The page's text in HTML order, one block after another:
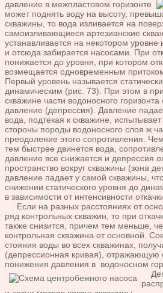
давление в межпластовом горизонте
может поднять воду на высоту,
скважины, то вода изливается на
самоизливающиеся артезианские
устанавливается на некотором
и отсюда забирается насосами. При
понижается до уровня, при котором
возмещается одновременным
Первый уровень называется
динамическим (рис. 73). При этом в
скважине части водоносного
давление (депрессия). Давление
вода, подтекая к скважине,
стороны породы водоносного слоя ж
преодоление этого сопротивления.
тем быстрее двинется вода,
давление все снижается и депрессия
пространство вокруг скважины (зона
давление падает у самой скважины,
снижении статического уровня до
в зависимости от интенсивности
Если на разных расстояниях от
ряд контрольных скважин, то при
также снизится, причем тем меньше,
контрольная скважина от основной.
стояния воды во всех скважинах,
(депрессионная кривая), отражающую
понижения давления в водоносном